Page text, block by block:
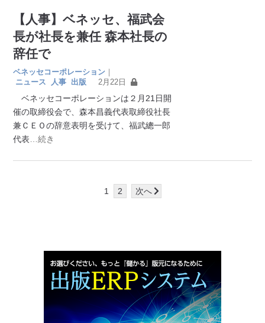
【人事】ベネッセ、福武会
長が社長を兼任 森本社長の
辞任で
ベネッセコーポレーション ｜
ニュース
人事 出版 2月22日
ベネッセコーポレーションは２月21日開
催の取締役会で、森本昌義代表取締役社長
兼ＣＥＯの辞意表明を受けて、福武總一郎
代表 …続き
1 2 次へ